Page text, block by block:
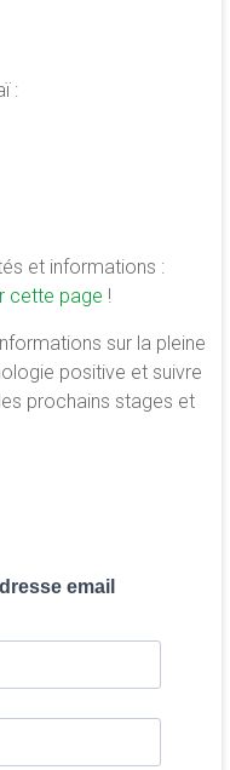
:
et informations :
cette page !
sur la pleine
positive et suivre
prochains stages et
email